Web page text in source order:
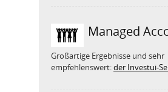
Managed
Großartige Ergebnisse und sehr
empfehlenswert:der Investui-